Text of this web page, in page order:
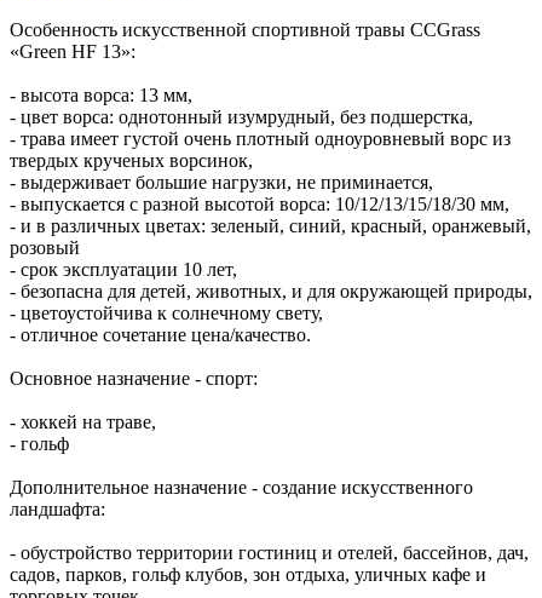
Особенность искусственной спортивной травы CCGrass
«Green HF 13»:
- высота ворса: 13 мм,
- цвет ворса: однотонный изумрудный, без подшерстка,
- трава имеет густой очень плотный одноуровневый ворс из
твердых крученых ворсинок,
- выдерживает большие нагрузки, не приминается,
- выпускается с разной высотой ворса: 10/12/13/15/18/30 мм,
- и в различных цветах: зеленый, синий, красный, оранжевый,
розовый
- срок эксплуатации 10 лет,
- безопасна для детей, животных, и для окружающей природы,
- цветоустойчива к солнечному свету,
- отличное сочетание цена/качество.
Основное назначение - спорт:
- хоккей на траве,
- гольф
Дополнительное назначение - создание искусственного
ландшафта:
- обустройство территории гостиниц и отелей, бассейнов, дач,
садов, парков, гольф клубов, зон отдыха, уличных кафе и